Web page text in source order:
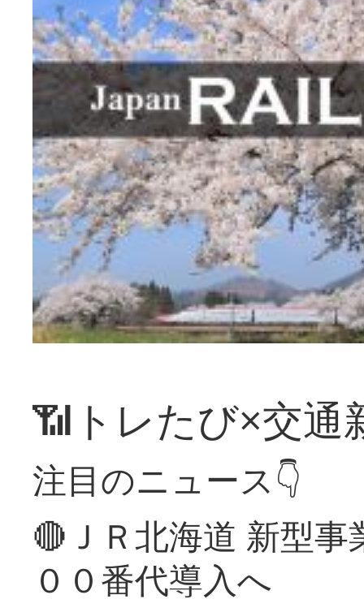
📶トレたび×交通
注目のニュース👇
🔴ＪＲ北海道 新型
００番代導入へ